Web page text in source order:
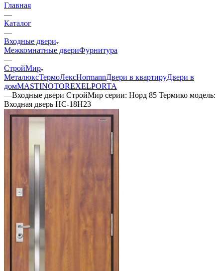
Главная
—
Каталог
—
Входные двери
Межкомнатные двериФурнитура
—
СтройМир
МеталюксТермоЛексHormannДвери в квартируДвери в
домMASTINOTOREXELPORTA
—Входные двери СтройМир серии: Норд 85 Термико модель:
Входная дверь НС-18Н23